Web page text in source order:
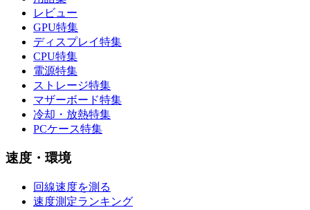
レビュー
GPU特集
ディスプレイ特集
CPU特集
電源特集
ストレージ特集
マザーボード特集
冷却・放熱特集
PCケース特集
速度・環境
回線速度を測る
速度測定ランキング